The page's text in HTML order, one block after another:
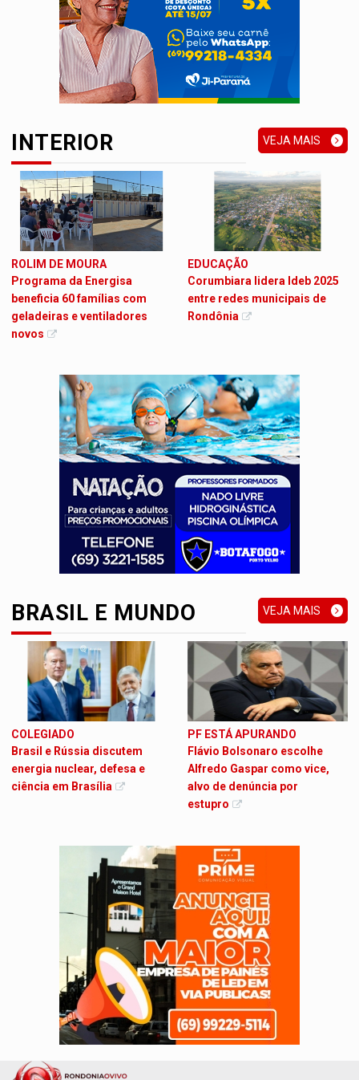
INTERIOR VEJA MAIS
ROLIM DE MOURA
Programa da Energisa
beneficia 60 famílias com
geladeiras e ventiladores
novos
EDUCAÇÃO
Corumbiara lidera Ideb 2025
entre redes municipais de
Rondônia
BRASIL E MUNDO VEJA MAIS
COLEGIADO
Brasil e Rússia discutem
energia nuclear, defesa e
ciência em Brasília
PF ESTÁ APURANDO
Flávio Bolsonaro escolhe
Alfredo Gaspar como vice,
alvo de denúncia por
estupro